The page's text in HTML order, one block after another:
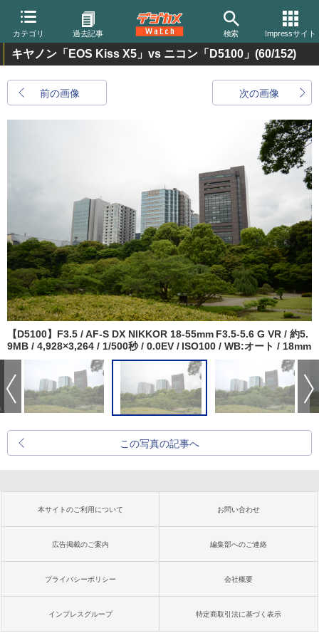
カテゴリ 過去記事 検索 Impressサイト
キヤノン「EOS Kiss X5」vs ニコン「D5100」 (60/152)
前の画像 次の画像
【D5100】F3.5 / AF-S DX NIKKOR 18-55mm F3.5-5.6 G VR / 約5.
9MB / 4,928×3,264 / 1/500秒 / 0.0EV / ISO100 / WB:オート / 18mm
この写真の記事へ
本サイトのご利用について お問い合わせ
広告掲載のご案内 編集部へのご連絡
プライバシーポリシー 会社概要
インプレスグループ 特定商取引法に基づく表示